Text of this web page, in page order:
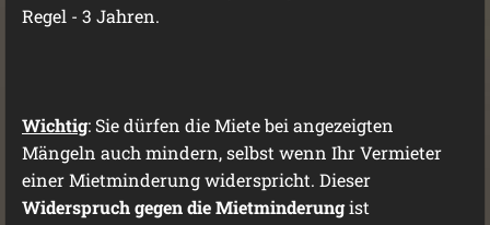
Regel - 3 Jahren.
Wichtig: Sie dürfen die Miete bei angezeigten
Mängeln auch mindern, selbst wenn Ihr Vermieter
einer Mietminderung widerspricht. Dieser
Widerspruch gegen die Mietminderungist